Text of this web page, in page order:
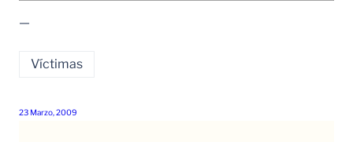
—
Víctimas
23 Marzo, 2009